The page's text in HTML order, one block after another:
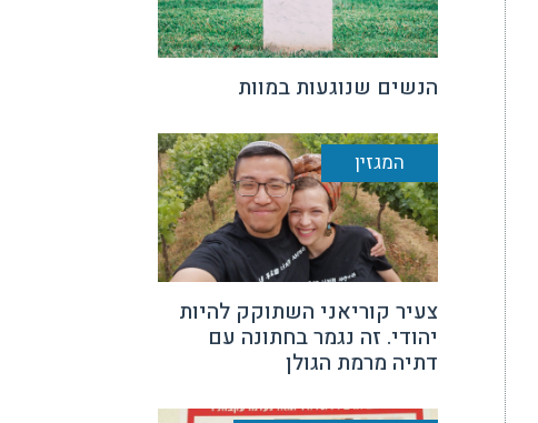
הנשים שנוגעות במוות
המגזין
צעיר קוריאני השתוקק להיות
יהודי. זה נגמר בחתונה עם
דתיה מרמת הגולן